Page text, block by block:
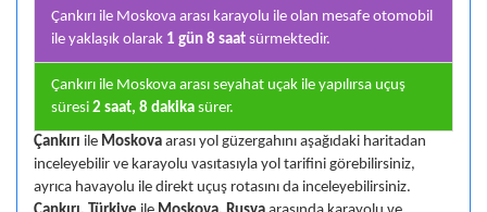
Çankırı ile Moskova arası karayolu ile olan mesafe otomobil
ile yaklaşık olarak 1 gün 8 saat sürmektedir.
Çankırı ile Moskova arası seyahat uçak ile yapılırsa uçuş
süresi 2 saat, 8 dakika sürer.
Çankırı ile Moskova arası yol güzergahını aşağıdaki haritadan
inceleyebilir ve karayolu vasıtasıyla yol tarifini görebilirsiniz,
ayrıca havayolu ile direkt uçuş rotasını da inceleyebilirsiniz.